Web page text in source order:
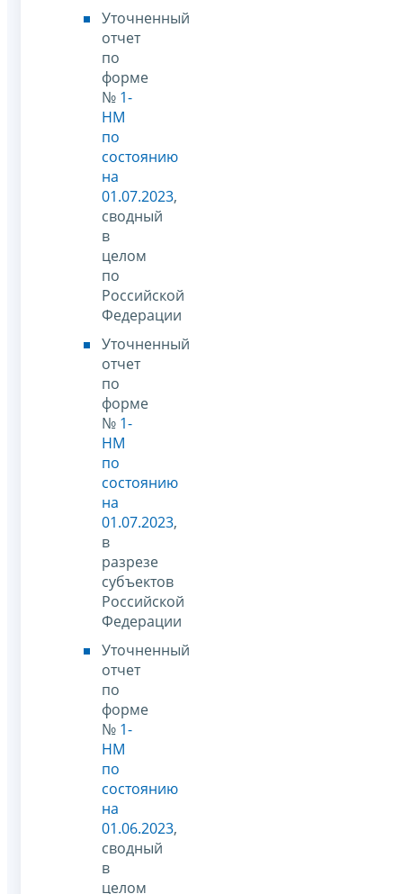
Уточненный
отчет
по
форме
№ 1-
НМ
по
состоянию
на
01.07.2023,
сводный
в
целом
по
Российской
Федерации
Уточненный
отчет
по
форме
№ 1-
НМ
по
состоянию
на
01.07.2023,
в
разрезе
субъектов
Российской
Федерации
Уточненный
отчет
по
форме
№ 1-
НМ
по
состоянию
на
01.06.2023,
сводный
в
целом